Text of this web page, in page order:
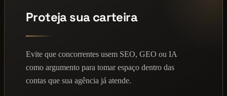
Proteja sua carteira
Evite que concorrentes usem SEO, GEO ou IA
como argumento para tomar espaço dentro das
contas que sua agência já atende.